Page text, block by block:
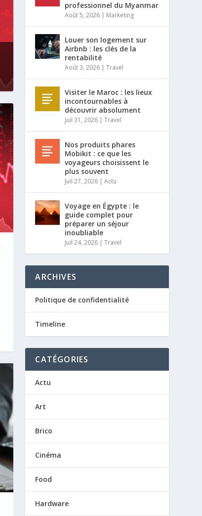
professionnel du Myanmar
Août 5, 2026 | Marketing
Louer son logement sur
Airbnb : les clés de la
rentabilité
Août 3, 2026 |Travel
Visiter le Maroc : les lieux
incontournables à
découvrir absolument
Juil 31, 2026 |Travel
Nos produits phares
Mobikit : ce que les
voyageurs choisissent le
plus souvent
Juil 27, 2026 |Actu
Voyage en Égypte : le
guide complet pour
préparer un séjour
inoubliable
Juil 24, 2026 |Travel
ARCHIVES
Politique de confidentialité
Timeline
CATÉGORIES
Actu
Art
Brico
Cinéma
Food
Hardware